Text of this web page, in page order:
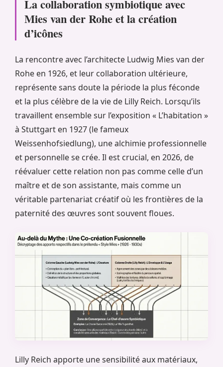
La collaboration symbiotique avec
Mies van der Rohe et la création
d’icônes
La rencontre avec l’architecte Ludwig Mies van der
Rohe en 1926, et leur collaboration ultérieure,
représente sans doute la période la plus féconde
et la plus célèbre de la vie de Lilly Reich. Lorsqu’ils
travaillent ensemble sur l’exposition « L’habitation »
à Stuttgart en 1927 (le fameux
Weissenhofsiedlung), une alchimie professionnelle
et personnelle se crée. Il est crucial, en 2026, de
réévaluer cette relation non pas comme celle d’un
maître et de son assistante, mais comme un
véritable partenariat créatif où les frontières de la
paternité des œuvres sont souvent floues.
Lilly Reich apporte une sensibilité aux matériaux,